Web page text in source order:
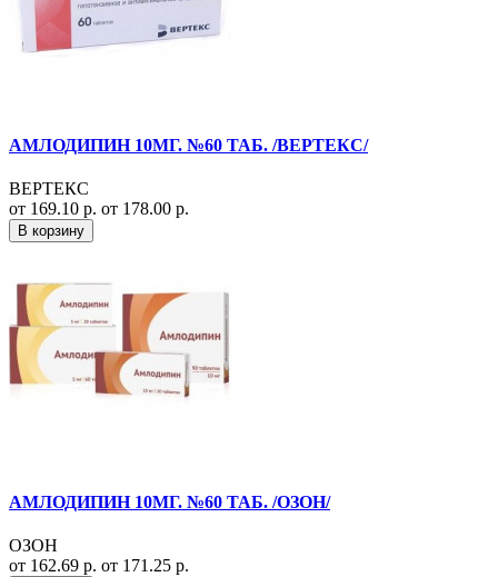
АМЛОДИПИН 10МГ. №60 ТАБ. /ВЕРТЕКС/
ВЕРТЕКС
от 169.10 р. от 178.00 р.
В корзину
АМЛОДИПИН 10МГ. №60 ТАБ. /ОЗОН/
ОЗОН
от 162.69 р. от 171.25 р.